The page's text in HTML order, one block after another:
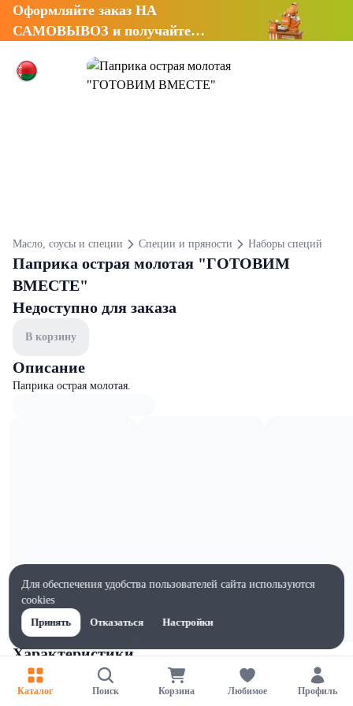
Оформляйте заказ НА
САМОВЫВОЗ и получайте
Масло, соусы и специи Специи и пряности Наборы специй
Паприка острая молотая "ГОТОВИМ
ВМЕСТЕ"
Недоступно для заказа
В корзину
Описание
Паприка острая молотая.
Характеристики
Жиры на 100г, г
13
Каталог Поиск Корзина Любимое Профиль
Для обеспечения удобства пользователей сайта используются
cookies
Принять
Отказаться Настройки